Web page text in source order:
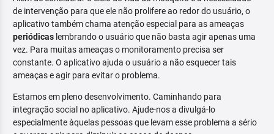
de intervenção para que ele não prolifere ao redor do usuário, o
aplicativo também chama atenção especial para as ameaças
periódicas lembrando o usuário que não basta agir apenas uma
vez. Para muitas ameaças o monitoramento precisa ser
constante. O aplicativo ajuda o usuário a não esquecer tais
ameaças e agir para evitar o problema.
Estamos em pleno desenvolvimento. Caminhando para
integração social no aplicativo. Ajude-nos a divulgá-lo
especialmente àquelas pessoas que levam esse problema a sério